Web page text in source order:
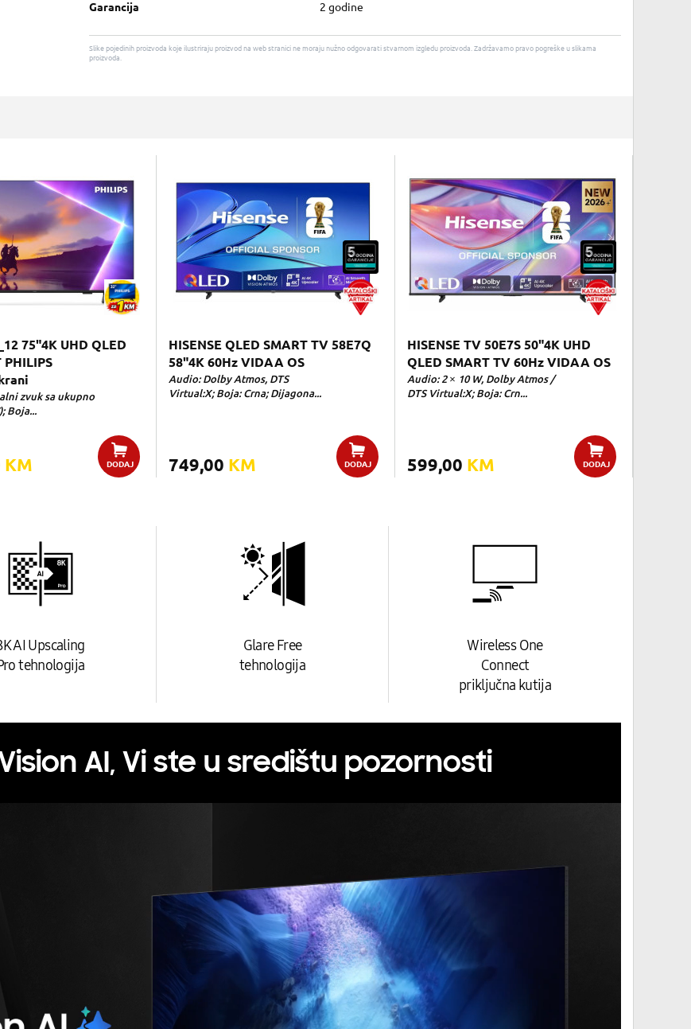
Garancija
2 godine
Slike pojedinih proizvoda koje ilustriraju proizvod na web stranici ne moraju nužno odgovarati stvarnom izgledu proizvoda. Zadržavamo pravo pogreške u slikama
proizvoda.
75"4K UHD QLED
zvuk sa ukupno
Boja...
KM DODAJ
HISENSE QLED SMART TV 58E7Q
58"4K 60Hz VIDAA OS
Audio: Dolby Atmos, DTS
Virtual:X; Boja: Crna; Dijagona...
749,00 KM DODAJ
HISENSE TV 50E7S 50"4K UHD
QLED SMART TV 60Hz VIDAA OS
Audio: 2 × 10 W, Dolby Atmos /
DTS Virtual:X; Boja: Crn...
599,00 KM DODAJ
AI Upscaling
tehnologija
Glare Free
tehnologija
Wireless One
Connect
priključna kutija
AI, Vi ste u središtu pozornosti